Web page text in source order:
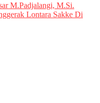
M.Padjalangi, M.Si.
Lontara Sakke Di